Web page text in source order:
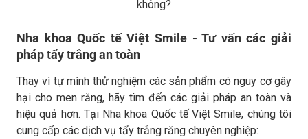
Nha khoa Quốc tế Việt Smile - Tư vấn các giải
pháp tẩy trắng an toàn
Thay vì tự mình thử nghiệm các sản phẩm có nguy cơ gây
hại cho men răng, hãy tìm đến các giải pháp an toàn và
hiệu quả hơn. Tại Nha khoa Quốc tế Việt Smile, chúng tôi
cung cấp các dịch vụ tẩy trắng răng chuyên nghiệp: